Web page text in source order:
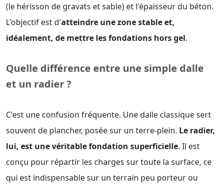
(le hérisson de gravats et sable) et l'épaisseur du béton.
L'objectif est d'atteindre une zone stable et,
idéalement, de mettre les fondations hors gel.
Quelle différence entre une simple dalle
et un radier ?
C'est une confusion fréquente. Une dalle classique sert
souvent de plancher, posée sur un terre-plein. Le radier,
lui, est une véritable fondation superficielle. Il est
conçu pour répartir les charges sur toute la surface, ce
qui est indispensable sur un terrain peu porteur ou